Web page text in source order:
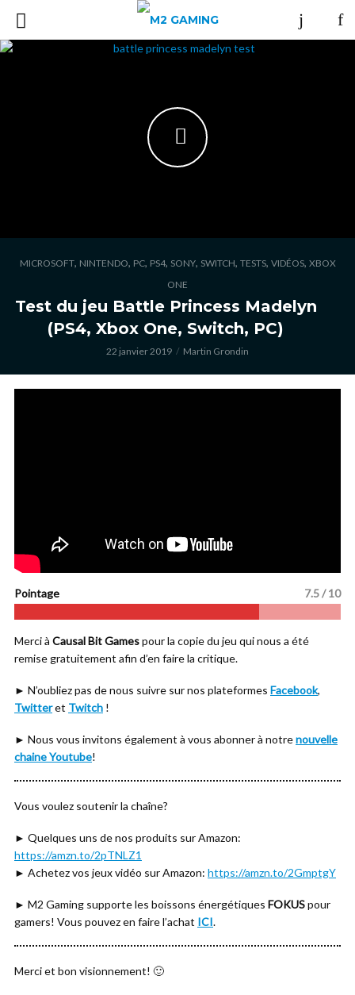
MICROSOFT, NINTENDO, PC, PS4, SONY, SWITCH, TESTS, VIDÉOS, XBOX
ONE
Test du jeu Battle Princess Madelyn
(PS4, Xbox One, Switch, PC)
22 janvier 2019 Martin Grondin
Pointage 7.5 / 10
Merci à Causal Bit Gamespour la copie du jeu qui nous a été
remise gratuitement afin d’en faire la critique.
► N’oubliez pas de nous suivre sur nos plateformes Facebook,
Twitteret Twitch !
► Nous vous invitons également à vous abonner à notrenouvelle
chaine Youtube!
Vous voulez soutenir la chaîne?
► Quelques uns de nos produits sur Amazon:
https://amzn.to/2pTNLZ1
► Achetez vos jeux vidéo sur Amazon: https://amzn.to/2GmptgY
► M2 Gaming supporte les boissons énergétiques FOKUSpour
gamers! Vous pouvez en faire l’achat ICI.
Merci et bon visionnement! 🙂